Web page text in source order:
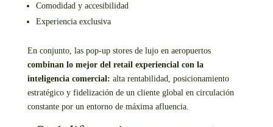
Comodidad y accesibilidad
Experiencia exclusiva
En conjunto, las pop-up stores de lujo en aeropuertos
combinan lo mejor del retail experiencial con la
inteligencia comercial: alta rentabilidad, posicionamiento
estratégico y fidelización de un cliente global en circulación
constante por un entorno de máxima afluencia.